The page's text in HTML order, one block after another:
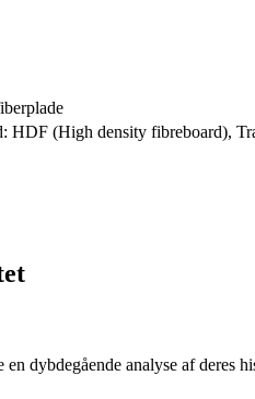
(High density fibreboard),
dybdegående analyse af